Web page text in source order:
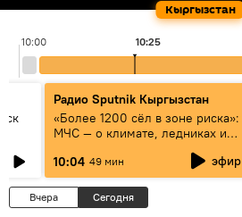
Кыргызстан
10:00 10:25
Радио Sputnik Кыргызстан
«Более 1200 сёл в зоне риска»:
МЧС — о климате, ледниках и
населения
10:04 49 мин эфир
Вчера Сегодня